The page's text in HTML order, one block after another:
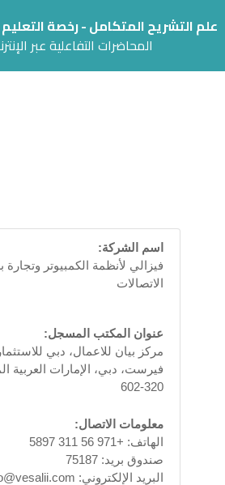
علم التشريح المتكامل - رخصة التعليم
المحاضرات التفاعلية عبر
اسم الشركة:
فيزالي لأنظمة الكمبيوتر
الاتصالات
عنوان المكتب المسجل:
مركز بيان للاعمال، دبي
فيرست، دبي، الإمارات العربية
320-602
معلومات الاتصال:
الهاتف: +971 56 311 5897
صندوق بريد: 75187
البريد الإلكتروني: info@vesalii.com